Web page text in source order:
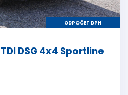
ODPOČET DPH
DSG 4x4 Sportline